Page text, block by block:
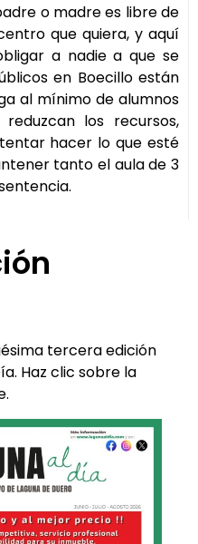
o madre es libre de
que quiera, y aquí
a nadie a que se
en Boecillo están
al mínimo de alumnos
los recursos,
hacer lo que esté
tanto el aula de 3
tercera edición
Haz clic sobre la